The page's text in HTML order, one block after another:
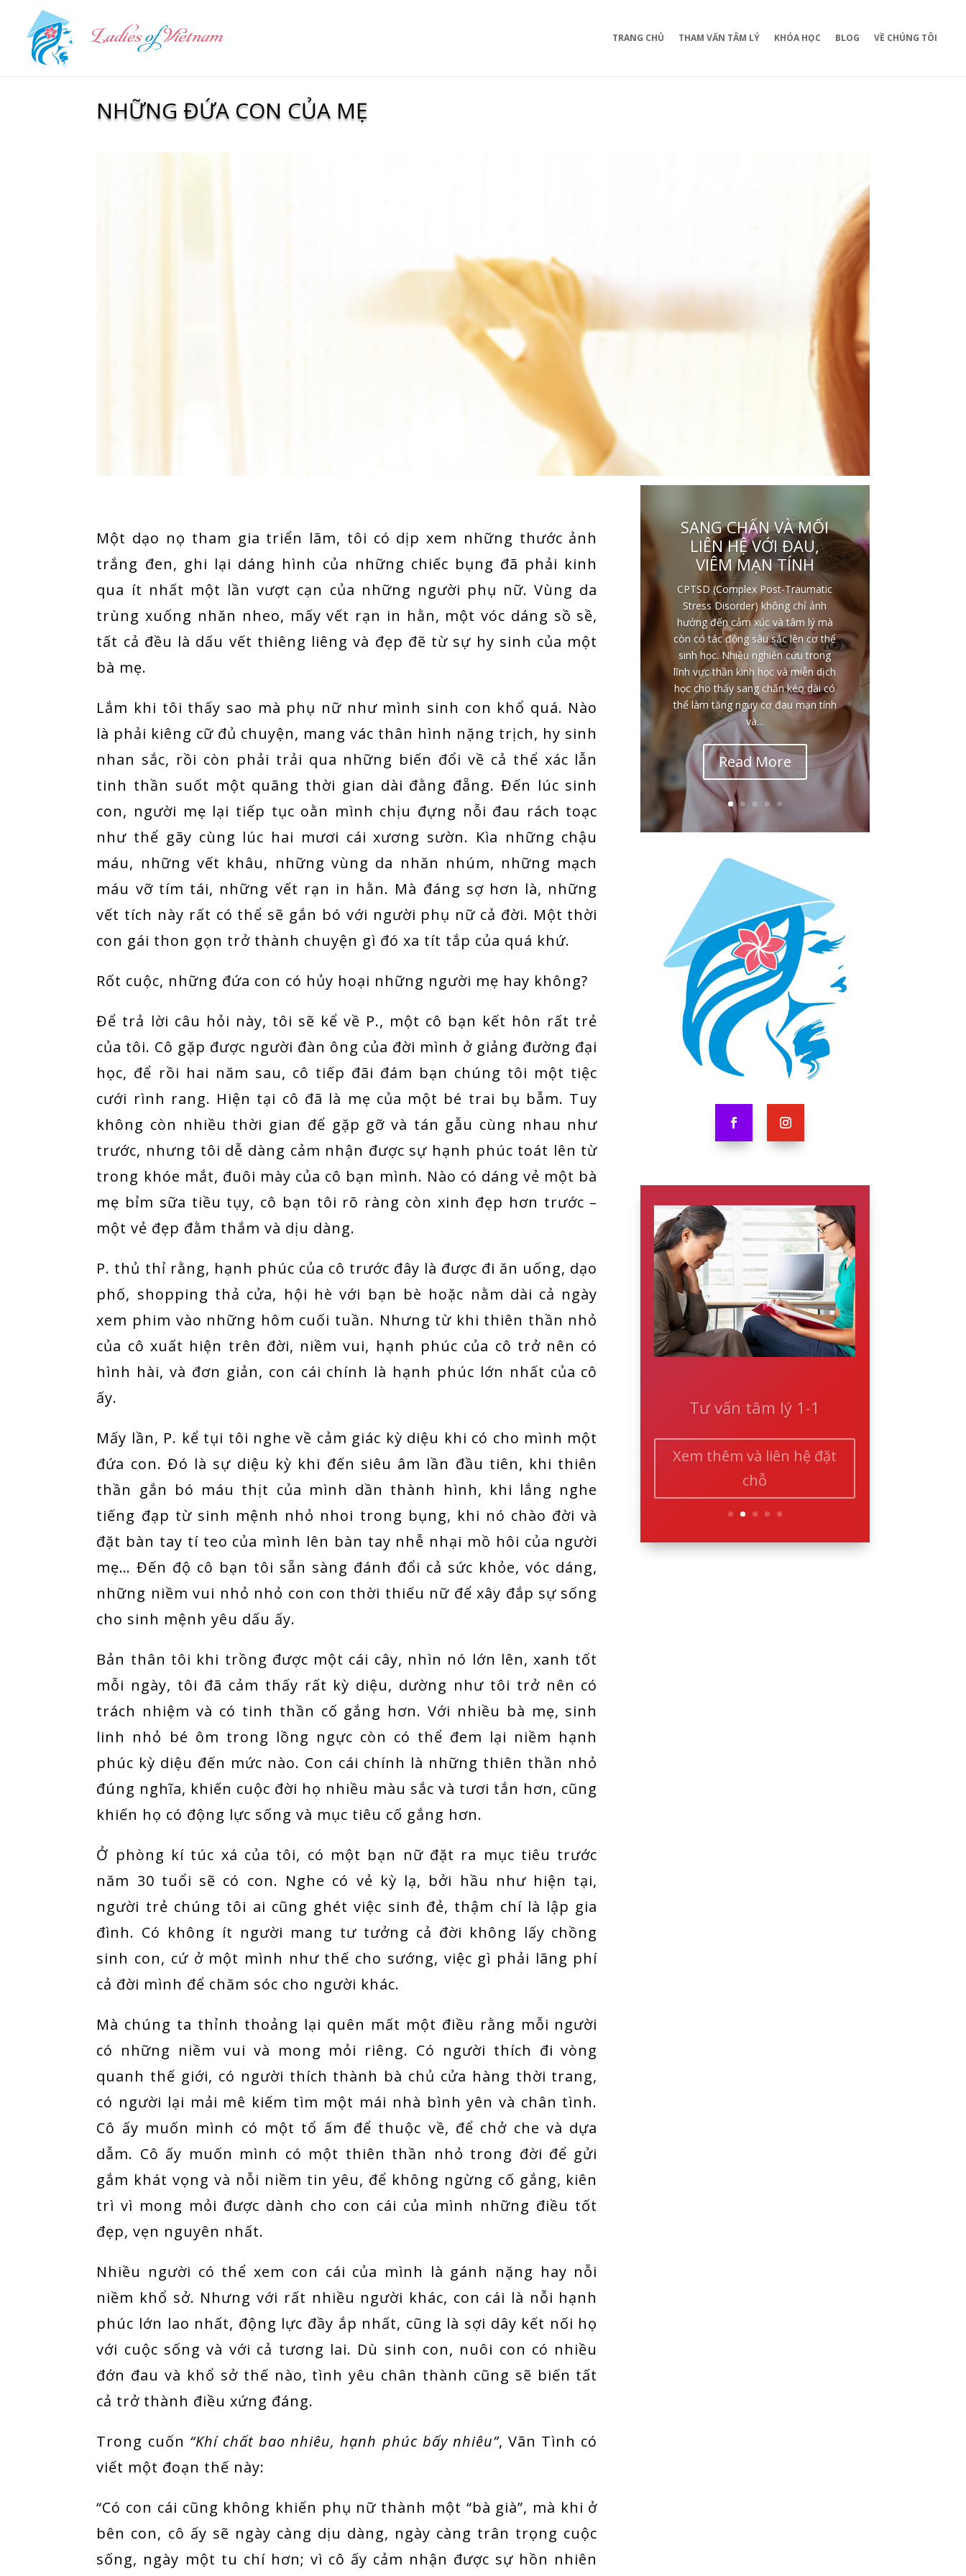
TRANG CHỦ THAM VẤN TÂM LÝ KHÓA HỌC BLOG VỀ CHÚNG TÔI
NHỮNG ĐỨA CON CỦA MẸ
Một dạo nọ tham gia triển lãm, tôi có dịp xem những thước ảnh
trắng đen, ghi lại dáng hình của những chiếc bụng đã phải kinh
qua ít nhất một lần vượt cạn của những người phụ nữ. Vùng da
trùng xuống nhăn nheo, mấy vết rạn in hằn, một vóc dáng sồ sề,
tất cả đều là dấu vết thiêng liêng và đẹp đẽ từ sự hy sinh của một
bà mẹ.
Lắm khi tôi thấy sao mà phụ nữ như mình sinh con khổ quá. Nào
là phải kiêng cữ đủ chuyện, mang vác thân hình nặng trịch, hy sinh
nhan sắc, rồi còn phải trải qua những biến đổi về cả thể xác lẫn
tinh thần suốt một quãng thời gian dài đằng đẵng. Đến lúc sinh
con, người mẹ lại tiếp tục oằn mình chịu đựng nỗi đau rách toạc
như thể gãy cùng lúc hai mươi cái xương sườn. Kìa những chậu
máu, những vết khâu, những vùng da nhăn nhúm, những mạch
máu vỡ tím tái, những vết rạn in hằn. Mà đáng sợ hơn là, những
vết tích này rất có thể sẽ gắn bó với người phụ nữ cả đời. Một thời
con gái thon gọn trở thành chuyện gì đó xa tít tắp của quá khứ.
Rốt cuộc, những đứa con có hủy hoại những người mẹ hay không?
Để trả lời câu hỏi này, tôi sẽ kể về P., một cô bạn kết hôn rất trẻ
của tôi. Cô gặp được người đàn ông của đời mình ở giảng đường đại
học, để rồi hai năm sau, cô tiếp đãi đám bạn chúng tôi một tiệc
cưới rình rang. Hiện tại cô đã là mẹ của một bé trai bụ bẫm. Tuy
không còn nhiều thời gian để gặp gỡ và tán gẫu cùng nhau như
trước, nhưng tôi dễ dàng cảm nhận được sự hạnh phúc toát lên từ
trong khóe mắt, đuôi mày của cô bạn mình. Nào có dáng vẻ một bà
mẹ bỉm sữa tiều tụy, cô bạn tôi rõ ràng còn xinh đẹp hơn trước –
một vẻ đẹp đằm thắm và dịu dàng.
P. thủ thỉ rằng, hạnh phúc của cô trước đây là được đi ăn uống, dạo
phố, shopping thả cửa, hội hè với bạn bè hoặc nằm dài cả ngày
xem phim vào những hôm cuối tuần. Nhưng từ khi thiên thần nhỏ
của cô xuất hiện trên đời, niềm vui, hạnh phúc của cô trở nên có
hình hài, và đơn giản, con cái chính là hạnh phúc lớn nhất của cô
ấy.
Mấy lần, P. kể tụi tôi nghe về cảm giác kỳ diệu khi có cho mình một
đứa con. Đó là sự diệu kỳ khi đến siêu âm lần đầu tiên, khi thiên
thần gắn bó máu thịt của mình dần thành hình, khi lắng nghe
tiếng đạp từ sinh mệnh nhỏ nhoi trong bụng, khi nó chào đời và
đặt bàn tay tí teo của mình lên bàn tay nhễ nhại mồ hôi của người
mẹ… Đến độ cô bạn tôi sẵn sàng đánh đổi cả sức khỏe, vóc dáng,
những niềm vui nhỏ nhỏ con con thời thiếu nữ để xây đắp sự sống
cho sinh mệnh yêu dấu ấy.
Bản thân tôi khi trồng được một cái cây, nhìn nó lớn lên, xanh tốt
mỗi ngày, tôi đã cảm thấy rất kỳ diệu, dường như tôi trở nên có
trách nhiệm và có tinh thần cố gắng hơn. Với nhiều bà mẹ, sinh
linh nhỏ bé ôm trong lồng ngực còn có thể đem lại niềm hạnh
phúc kỳ diệu đến mức nào. Con cái chính là những thiên thần nhỏ
đúng nghĩa, khiến cuộc đời họ nhiều màu sắc và tươi tắn hơn, cũng
khiến họ có động lực sống và mục tiêu cố gắng hơn.
Ở phòng kí túc xá của tôi, có một bạn nữ đặt ra mục tiêu trước
năm 30 tuổi sẽ có con. Nghe có vẻ kỳ lạ, bởi hầu như hiện tại,
người trẻ chúng tôi ai cũng ghét việc sinh đẻ, thậm chí là lập gia
đình. Có không ít người mang tư tưởng cả đời không lấy chồng
sinh con, cứ ở một mình như thế cho sướng, việc gì phải lãng phí
cả đời mình để chăm sóc cho người khác.
Mà chúng ta thỉnh thoảng lại quên mất một điều rằng mỗi người
có những niềm vui và mong mỏi riêng. Có người thích đi vòng
quanh thế giới, có người thích thành bà chủ cửa hàng thời trang,
có người lại mải mê kiếm tìm một mái nhà bình yên và chân tình.
Cô ấy muốn mình có một tổ ấm để thuộc về, để chở che và dựa
dẫm. Cô ấy muốn mình có một thiên thần nhỏ trong đời để gửi
gắm khát vọng và nỗi niềm tin yêu, để không ngừng cố gắng, kiên
trì vì mong mỏi được dành cho con cái của mình những điều tốt
đẹp, vẹn nguyên nhất.
Nhiều người có thể xem con cái của mình là gánh nặng hay nỗi
niềm khổ sở. Nhưng với rất nhiều người khác, con cái là nỗi hạnh
phúc lớn lao nhất, động lực đầy ắp nhất, cũng là sợi dây kết nối họ
với cuộc sống và với cả tương lai. Dù sinh con, nuôi con có nhiều
đớn đau và khổ sở thế nào, tình yêu chân thành cũng sẽ biến tất
cả trở thành điều xứng đáng.
Trong cuốn “Khí chất bao nhiêu, hạnh phúc bấy nhiêu”, Vãn Tình có
viết một đoạn thế này:
“Có con cái cũng không khiến phụ nữ thành một “bà già”, mà khi ở
bên con, cô ấy sẽ ngày càng dịu dàng, ngày càng trân trọng cuộc
sống, ngày một tu chí hơn; vì cô ấy cảm nhận được sự hồn nhiên
SANG CHẤN VÀ MỐI
LIÊN HỆ VỚI ĐAU,
VIÊM MẠN TÍNH
CPTSD (Complex Post-Traumatic
Stress Disorder) không chỉ ảnh
hưởng đến cảm xúc và tâm lý mà
còn có tác động sâu sắc lên cơ thể
sinh học. Nhiều nghiên cứu trong
lĩnh vực thần kinh học và miễn dịch
học cho thấy sang chấn kéo dài có
thể làm tăng nguy cơ đau mạn tính
và...
Read More
Tư vấn tâm lý 1-1
Xem thêm và liên hệ đặt
chỗ